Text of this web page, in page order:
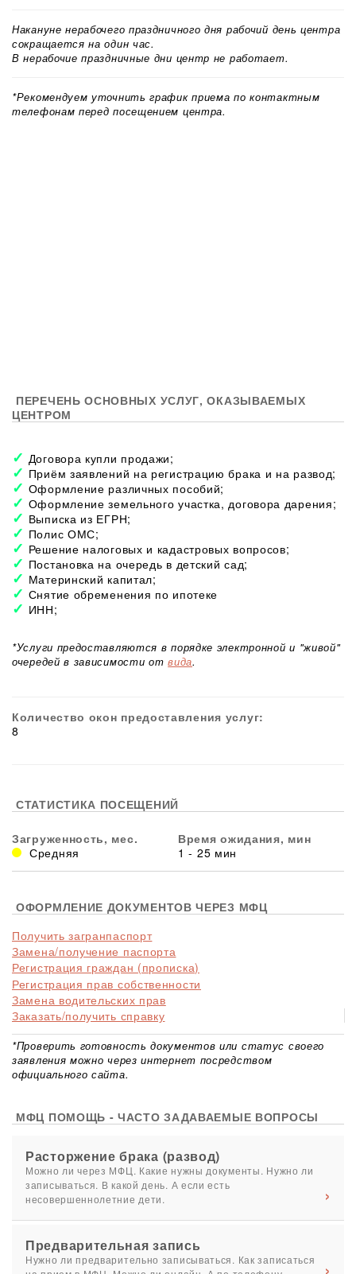
Накануне нерабочего праздничного дня рабочий день центра
сокращается на один час.
В нерабочие праздничные дни центр не работает.
*Рекомендуем уточнить график приема по контактным
телефонам перед посещением центра.
ПЕРЕЧЕНЬ ОСНОВНЫХ УСЛУГ, ОКАЗЫВАЕМЫХ
ЦЕНТРОМ
Договора купли продажи;
Приём заявлений на регистрацию брака и на развод;
Оформление различных пособий;
Оформление земельного участка, договора дарения;
Выписка из ЕГРН;
Полис ОМС;
Решение налоговых и кадастровых вопросов;
Постановка на очередь в детский сад;
Материнский капитал;
Снятие обременения по ипотеке
ИНН;
*Услуги предоставляются в порядке электронной и "живой"
очередей в зависимости отвида.
Количество окон предоставления услуг:
8
СТАТИСТИКА ПОСЕЩЕНИЙ
Загруженность, мес.
Средняя
Время ожидания, мин
1 - 25 мин
ОФОРМЛЕНИЕ ДОКУМЕНТОВ ЧЕРЕЗ МФЦ
Получить загранпаспорт
Замена/получение паспорта
Регистрация граждан (прописка)
Регистрация прав собственности
Замена водительских прав
Заказать/получить справку
*Проверить готовность документов или статус своего
заявления можно через интернет посредством
официального сайта.
МФЦ ПОМОЩЬ - ЧАСТО ЗАДАВАЕМЫЕ ВОПРОСЫ
Расторжение брака (развод)
Можно ли через МФЦ. Какие нужны документы. Нужно ли
записываться. В какой день. А если есть
несовершеннолетние дети.
Предварительная запись
Нужно ли предварительно записываться. Как записаться